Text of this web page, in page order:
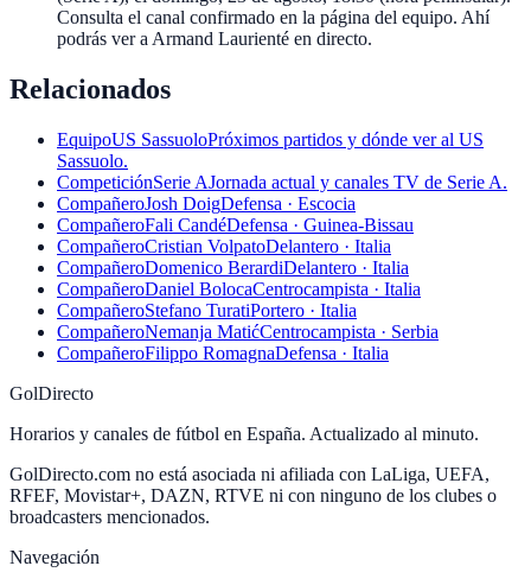
Consulta el canal confirmado en la página del equipo. Ahí
podrás ver a Armand Laurienté en directo.
Relacionados
EquipoUS SassuoloPróximos partidos y dónde ver al US
Sassuolo.
CompeticiónSerie AJornada actual y canales TV de Serie A.
CompañeroJosh DoigDefensa · Escocia
CompañeroFali CandéDefensa · Guinea-Bissau
CompañeroCristian VolpatoDelantero · Italia
CompañeroDomenico BerardiDelantero · Italia
CompañeroDaniel BolocaCentrocampista · Italia
CompañeroStefano TuratiPortero · Italia
CompañeroNemanja MatićCentrocampista · Serbia
CompañeroFilippo RomagnaDefensa · Italia
GolDirecto
Horarios y canales de fútbol en España. Actualizado al minuto.
GolDirecto.com no está asociada ni afiliada con LaLiga, UEFA,
RFEF, Movistar+, DAZN, RTVE ni con ninguno de los clubes o
broadcasters mencionados.
Navegación